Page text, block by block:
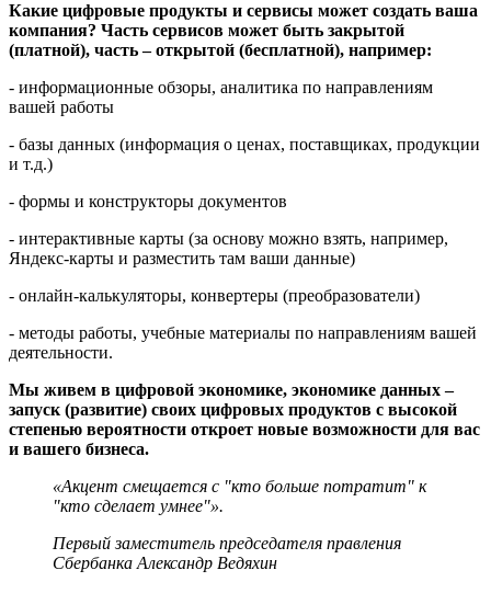
Какие цифровые продукты и сервисы может создать ваша
компания? Часть сервисов может быть закрытой
(платной), часть – открытой (бесплатной), например:
- информационные обзоры, аналитика по направлениям
вашей работы
- базы данных (информация о ценах, поставщиках, продукции
и т.д.)
- формы и конструкторы документов
- интерактивные карты (за основу можно взять, например,
Яндекс-карты и разместить там ваши данные)
- онлайн-калькуляторы, конвертеры (преобразователи)
- методы работы, учебные материалы по направлениям вашей
деятельности.
Мы живем в цифровой экономике, экономике данных –
запуск (развитие) своих цифровых продуктов с высокой
степенью вероятности откроет новые возможности для вас
и вашего бизнеса.
«Акцент смещается с "кто больше потратит" к
"кто сделает умнее"».
Первый заместитель председателя правления
Сбербанка Александр Ведяхин